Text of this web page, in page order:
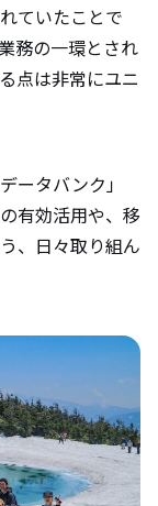
ていたことで
務の一環とされ
点は非常にユニ
ータバンク」
有効活用や、移
、日々取り組ん